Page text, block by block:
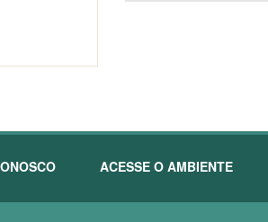
ACESSE O AMBIENTE